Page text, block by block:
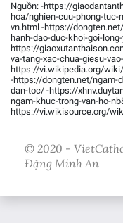
Nguồn: -https://
hoa/nghien-cuu-phong-tuc-
vn.html -https://
hanh-dao-duc-khoi-goi-
https://
va-tang-xac-chua-giesu-
https://vi.wikipedia.org/wiki/
-https://dongten.net/ngam-
dan-toc/ -https://
ngam-khuc-trong-van-ho-
https://vi.wikisource.org/
© 2020 -
Đặng Minh An